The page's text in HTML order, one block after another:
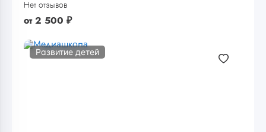
Нет отзывов
от 2 500 ₽
Развитие детей